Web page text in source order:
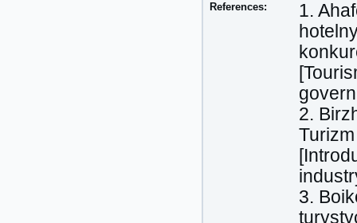
References:
1.
2.
3.